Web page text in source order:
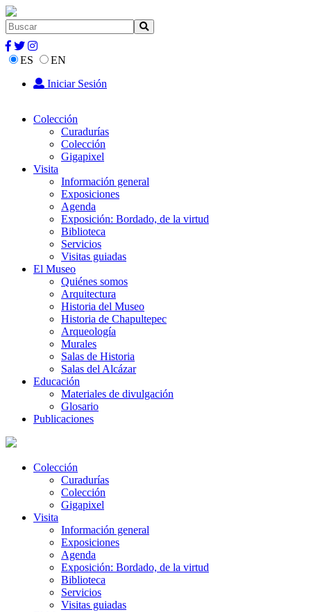
ES
EN
Iniciar Sesión
Colección
Curadurías
Colección
Gigapixel
Visita
Información general
Exposiciones
Agenda
Exposición: Bordado, de la virtud
Biblioteca
Servicios
Visitas guiadas
El Museo
Quiénes somos
Arquitectura
Historia del Museo
Historia de Chapultepec
Arqueología
Murales
Salas de Historia
Salas del Alcázar
Educación
Materiales de divulgación
Glosario
Publicaciones
Colección
Curadurías
Colección
Gigapixel
Visita
Información general
Exposiciones
Agenda
Exposición: Bordado, de la virtud
Biblioteca
Servicios
Visitas guiadas